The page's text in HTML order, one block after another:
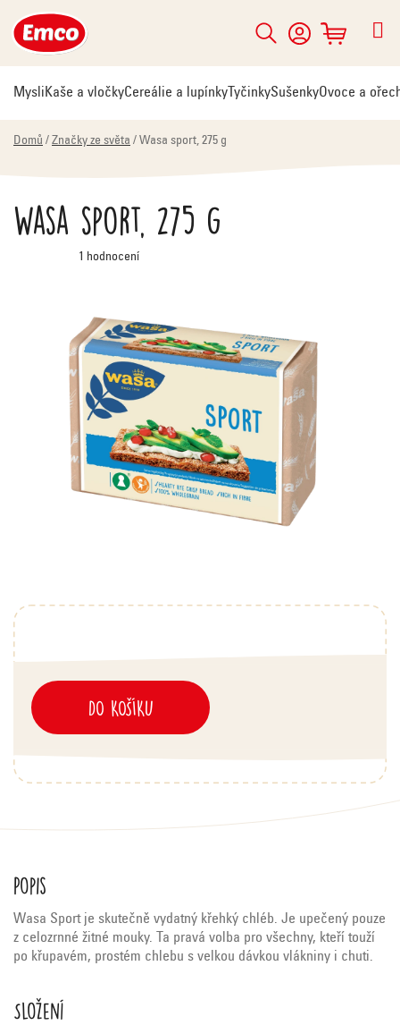
na
obsah
Hledat
NÁKUPNÍ
KOŠÍK
MysliKaše a vločkyCereálie a lupínky TyčinkySušenkyOvoce a
Domů / Značky ze světa / Wasa sport, 275 g
DO KOŠÍKU
Wasa sport, 275 g
Průměrné
hodnocení
hvězdiček.
1 hodnocení
Popis
Wasa Sport je skutečně vydatný křehký chléb. Je upečený pouze
z celozrnné žitné mouky. Ta pravá volba pro všechny, kteří touží
po křupavém, prostém chlebu s velkou dávkou vlákniny i chuti.
Složení